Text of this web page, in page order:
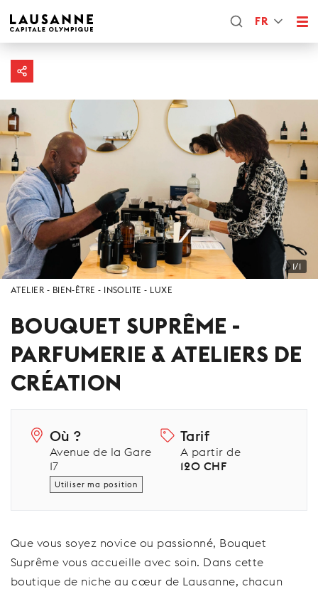
FR
1/1
ATELIER BIEN-ÊTRE INSOLITE LUXE
BOUQUET SUPRÊME -
PARFUMERIE & ATELIERS DE
CRÉATION
Où ?
Avenue de la Gare
17
Utiliser ma position
Tarif
A partir de
120 CHF
Que vous soyez novice ou passionné, Bouquet
Suprême vous accueille avec soin. Dans cette
boutique de niche au cœur de Lausanne, chacun